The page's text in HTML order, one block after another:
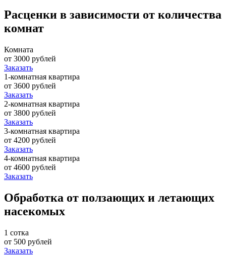
Расценки в зависимости от количества
комнат
Комната
от 3000 рублей
Заказать
1-комнатная квартира
от 3600 рублей
Заказать
2-комнатная квартира
от 3800 рублей
Заказать
3-комнатная квартира
от 4200 рублей
Заказать
4-комнатная квартира
от 4600 рублей
Заказать
Обработка от ползающих и летающих
насекомых
1 сотка
от 500 рублей
Заказать